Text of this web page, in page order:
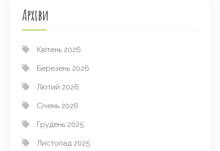
Архіви
Квітень 2026
Березень 2026
Лютий 2026
Січень 2026
Грудень 2025
Листопад 2025